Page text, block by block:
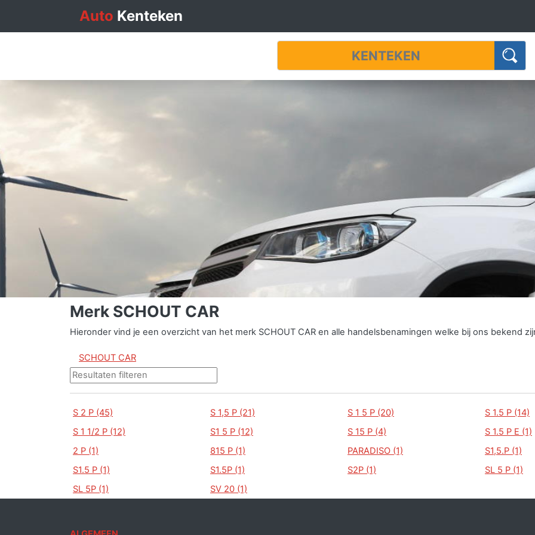
Auto Kenteken
Merk SCHOUT CAR
Hieronder vind je een overzicht van het merk SCHOUT CAR en alle handelsbenamingen welke bij ons bekend
SCHOUT CAR
S 2 P (45) S 1,5 P (21) S 1 5 P (20)
S 1.5 P (14)
S 1 1/2 P (12)
S1 5 P (12) S 15 P (4)
S 1.5 P E (1)
2 P (1)
815 P (1) PARADISO (1)
S1,5.P (1)
S1.5 P (1)
S1.5P (1) S2P (1)
SL 5 P (1)
SL 5P (1)
SV 20 (1)